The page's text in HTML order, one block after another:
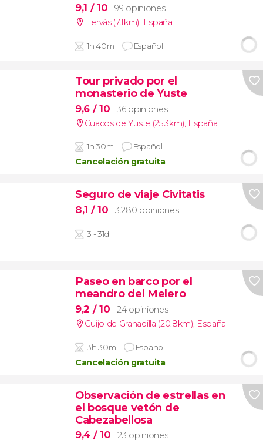
9,1 / 10
99 opiniones
Hervás (7.1km), España
1h 40m Español
Tour privado por el
monasterio de Yuste
9,6 / 10
36 opiniones
Cuacos de Yuste (25.3km) España
1h 30m Español
Cancelación gratuita
Seguro de viaje Civitatis
8,1 / 10 3.280 opiniones
3 - 31d
Paseo en barco por el
meandro del Melero
9,2 / 10
24 opiniones
Guijo de Granadilla (20.8km), España
3h 30m Español
Cancelación gratuita
Observación de estrellas en
el bosque vetón de
Cabezabellosa
9,4 / 10 23 opiniones